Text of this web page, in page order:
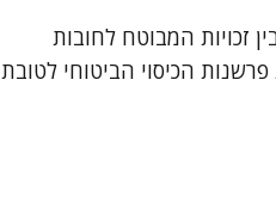
זכויות המבוטח לחובות
הכיסוי הביטוחי לטובת